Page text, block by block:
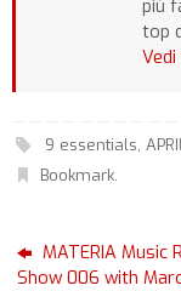
più
top
9 essentials,
Bookmark.
MATERIA Music
Show 006 with